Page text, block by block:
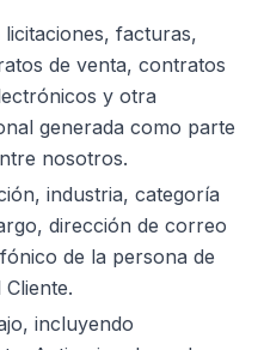
facturas,
de venta, contratos
y otra
generada como parte
nosotros.
industria, categoría
dirección de correo
de la persona de
incluyendo